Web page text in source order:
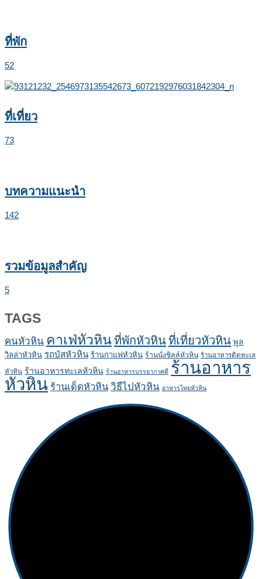
ที่พัก
52
ที่เที่ยว
73
บทความแนะนำ
142
รวมข้อมูลสำคัญ
5
TAGS
คนหัวหิน คาเฟ่หัวหินที่พักหัวหินที่เที่ยวหัวหิน พูล
วิลล่าหัวหิน รถบัสหัวหิน ร้านกาแฟหัวหิน ร้านนั่งชิลล์หัวหิน ร้านอาหารติดทะเล
หัวหิน ร้านอาหารทะเลหัวหิน ร้านอาหารบรรยากาศดี ร้านอาหาร
หัวหิน ร้านเด็ดหัวหิน วิธีไปหัวหิน อาหารไทยหัวหิน